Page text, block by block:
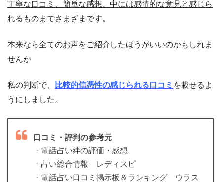
丁寧な口コミ、簡単な感想、中には感情的な意見と感じら
れるものまでさまざまです。
本来なら全てのお声をご紹介したほうがいいのかもしれま
せんが
私の判断で、 比較的信憑性の感じられる口コミ を載せるよ
うにしました。
口コミ・評判の参考元
・電話占い絆の評価・感想
・占い総合情報 レディスピ
・電話占い口コミ掲示板＆ランキング ウラス